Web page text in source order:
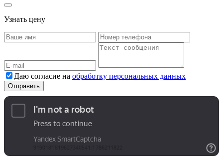
Узнать цену
Даю согласие на обработку персональных данных